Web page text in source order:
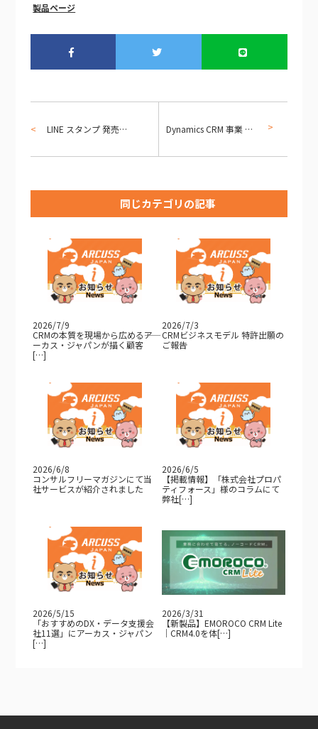
製品ページ
LINE スタンプ 発売のお知らせ！ Dynamics CRM 事業 立上／強化支援パックを開始
同じカテゴリの記事
2026/7/9
CRMの本質を現場から広める――ア
ーカス・ジャパンが描く顧客
[…]
2026/7/3
CRMビジネスモデル 特許出願の
ご報告
2026/6/8
コンサルフリーマガジンにて当
社サービスが紹介されました
2026/6/5
【掲載情報】「株式会社プロパ
ティフォース」様のコラムにて
弊社[…]
2026/5/15
「おすすめのDX・データ支援会
社11選」にアーカス・ジャパン
[…]
2026/3/31
【新製品】EMOROCO CRM Lite
｜CRM4.0を体[…]